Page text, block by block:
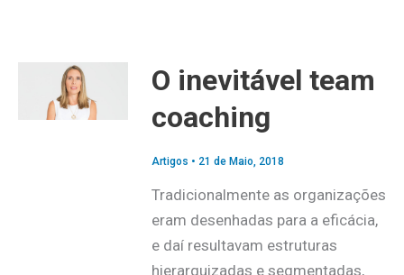
O inevitável team
coaching
Artigos • 21 de Maio, 2018
Tradicionalmente as organizações
eram desenhadas para a eficácia,
e daí resultavam estruturas
hierarquizadas e segmentadas,